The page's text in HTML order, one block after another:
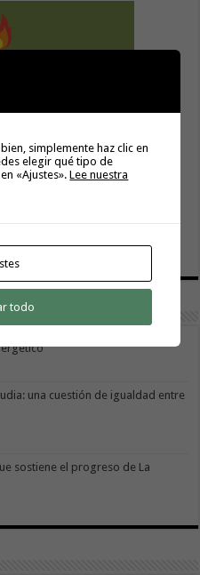
una cuestión de igualdad entre
sostiene el progreso de La
simplemente haz clic en
elegir qué tipo de
«Ajustes».Lee nuestra
todo